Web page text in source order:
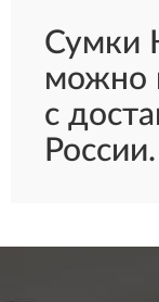
Сумки
можно
с
России.